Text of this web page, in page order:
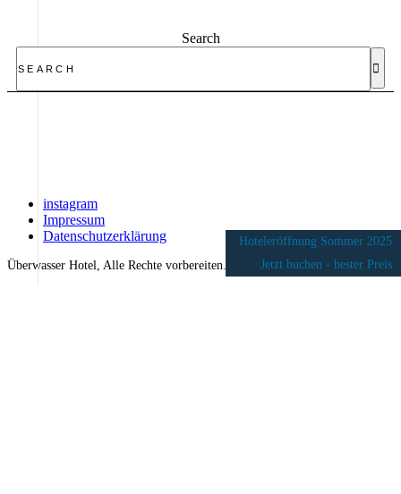
Search
instagram
Impressum
Datenschutzerklärung
Überwasser Hotel, Alle Rechte vorbereiten.
Hoteleröffnung Sommer 2025
Jetzt buchen - bester Preis